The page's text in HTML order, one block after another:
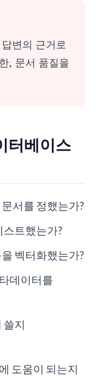
변의 근거로
, 문서 품질을
터베이스
서를 정했는가?
스트했는가?
벡터화했는가?
데이터를
쓸지
도움이 되는지